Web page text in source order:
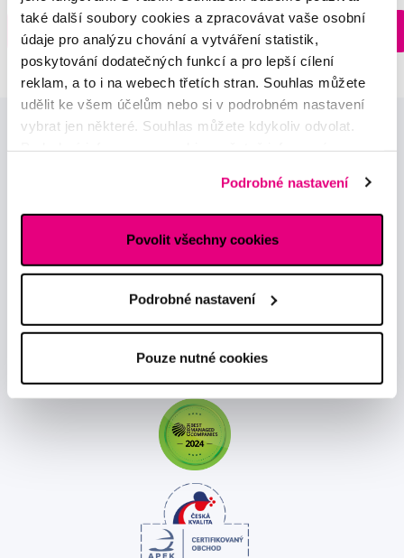
také další soubory cookies a zpracovávat vaše osobní
údaje pro analýzu chování a vytváření statistik,
poskytování dodatečných funkcí a pro lepší cílení
reklam, a to i na webech třetích stran. Souhlas můžete
udělit ke všem účelům nebo si v podrobném nastavení
vybrat jen některé. Souhlas můžete kdykoliv odvolat.
Podrobné nastavení
Povolit všechny cookies
Podrobné nastavení
Pouze nutné cookies
Skladem > 5 ks
13 prodejnách
Novinky a nabídky
zpracováním osobních údajůpro tyto účely.